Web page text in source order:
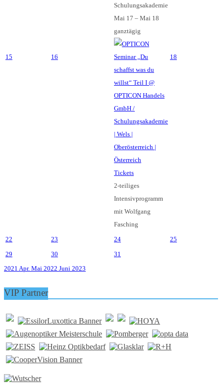
15 16
Schulungsakademie
Mai 17 – Mai 18
ganztägig
Tickets
2-teiliges
Intensivprogramm
mit Wolfgang
Fasching
18
22 23 24
25
29
30
31
2021 Apr. Mai 2022 Juni 2023
VIP Partner